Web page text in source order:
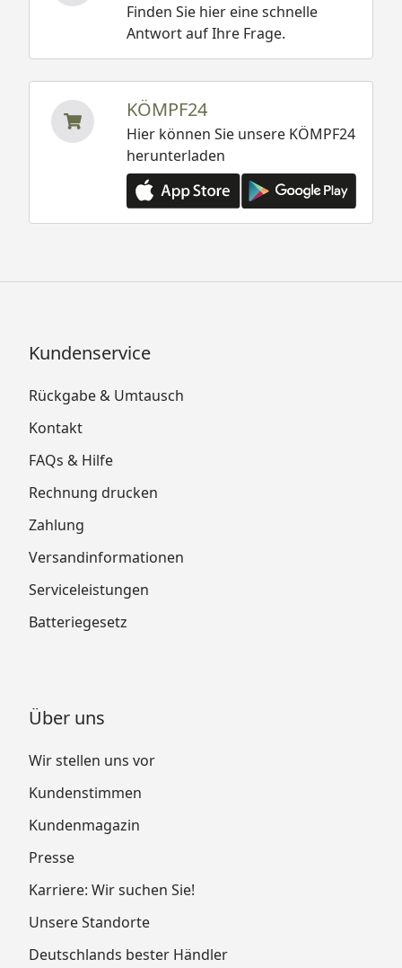
Finden Sie hier eine schnelle
Antwort auf Ihre Frage.
KÖMPF24
Hier können Sie unsere KÖMPF24
herunterladen
Kundenservice
Rückgabe & Umtausch
Kontakt
FAQs & Hilfe
Rechnung drucken
Zahlung
Versandinformationen
Serviceleistungen
Batteriegesetz
Über uns
Wir stellen uns vor
Kundenstimmen
Kundenmagazin
Presse
Karriere: Wir suchen Sie!
Unsere Standorte
Deutschlands bester Händler